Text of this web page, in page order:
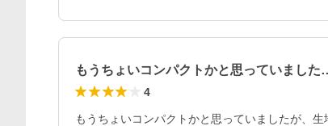
もうちょいコンパクトかと思っていました
4
もうちょいコンパクトかと思っていましたが、